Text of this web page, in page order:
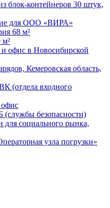
блок-контейнеров 30 штук,
для ООО «ВИРА»
68 м²
офис в Новосибирской
Кемеровская область,
(отдела входного
(службы безопасности)
социального рынка,
узла погрузки»